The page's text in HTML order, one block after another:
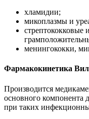
хламидии;
микоплазмы и
стрептококковые
менингококки,
Фармакокинетика
Производится
основного компонента
при таких